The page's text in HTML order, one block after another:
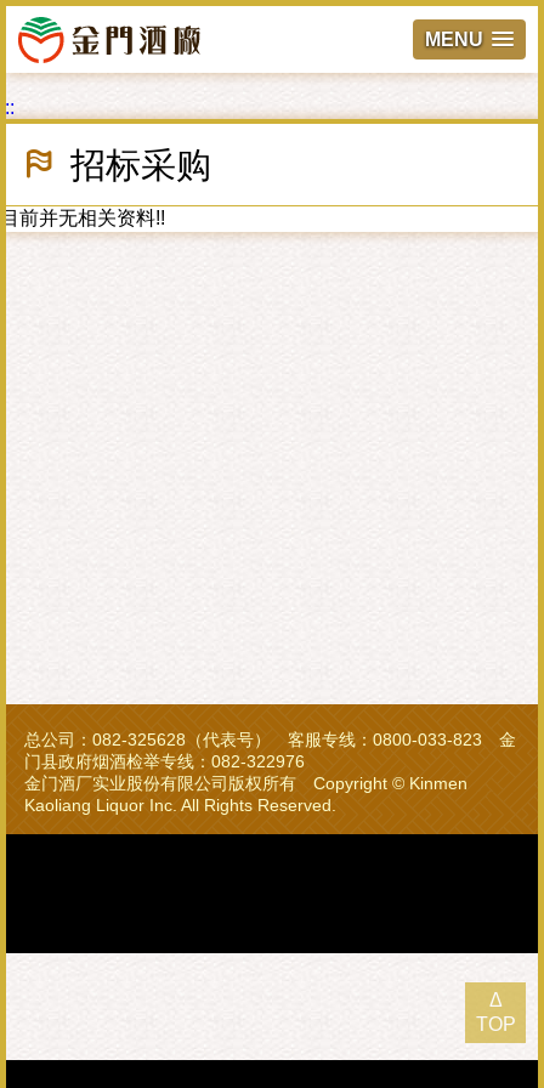
MENU
Δ
TOP
跳
到
容
區
:::
招标采购
目前并无相关资料!!
总公司：082-325628（代表号） 客服专线：0800-033-823 金
门县政府烟酒检举专线：082-322976
金门酒厂实业股份有限公司版权所有 Copyright © Kinmen
Kaoliang Liquor Inc. All Rights Reserved.